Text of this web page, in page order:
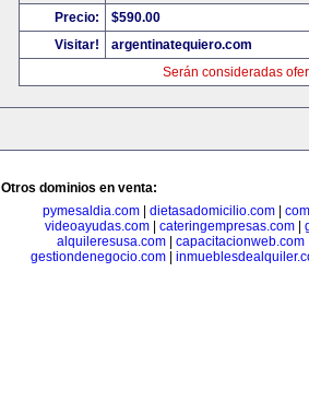
Precio:
$590.00
Visitar!
argentinatequiero.com
Serán consideradas
Otros dominios en venta:
pymesaldia.com| dietasadomicilio.com|
videoayudas.com| cateringempresas.com|
alquileresusa.com
capacitacionweb.com
gestiondenegocio.com|